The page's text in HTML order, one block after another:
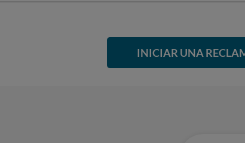
INICIAR UNA